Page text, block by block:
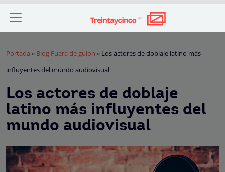
Portada » Blog Fuera de guion » Los actores de doblaje latino más
influyentes del mundo audiovisual
Los actores de doblaje
latino más influyentes del
mundo audiovisual